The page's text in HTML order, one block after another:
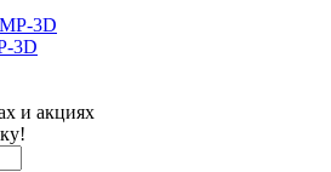
3D
и акциях